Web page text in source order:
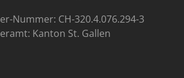
Nummer: CH-320.4.076.294-3
Kanton St. Gallen